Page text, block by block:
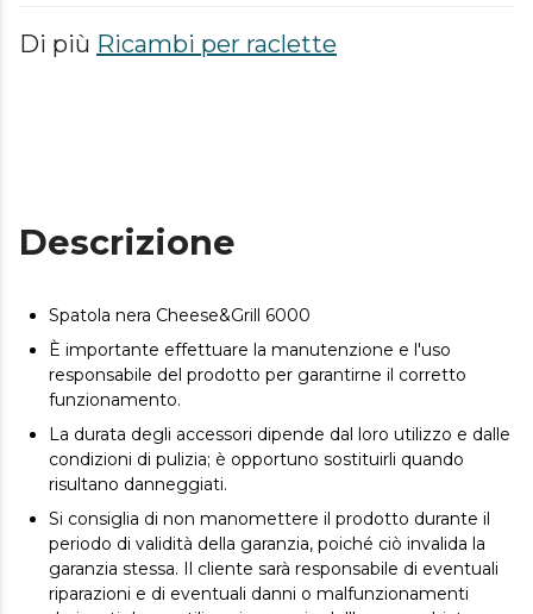
Di più Ricambi per raclette
Descrizione
Spatola nera Cheese&Grill 6000
È importante effettuare la manutenzione e l'uso
responsabile del prodotto per garantirne il corretto
funzionamento.
La durata degli accessori dipende dal loro utilizzo e dalle
condizioni di pulizia; è opportuno sostituirli quando
risultano danneggiati.
Si consiglia di non manomettere il prodotto durante il
periodo di validità della garanzia, poiché ciò invalida la
garanzia stessa. Il cliente sarà responsabile di eventuali
riparazioni e di eventuali danni o malfunzionamenti